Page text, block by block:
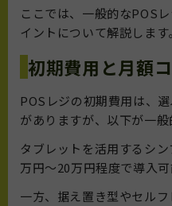
ここでは、一般的なPOS
イントについて解説します。
初期費用と月額
POSレジの初期費用は、
がありますが、以下が一般
タブレットを活用するシ
万円〜20万円程度で導入可
一方、据え置き型やセル